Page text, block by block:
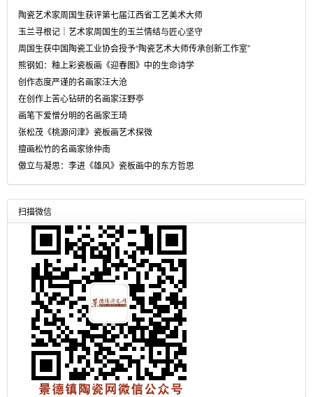
陶瓷艺术家周国生获评第七届江西省工艺美术大师
玉兰寻根记｜艺术家周国生的玉兰情结与匠心坚守
周国生获中国陶瓷工业协会授予“陶瓷艺术大师传承创新工作室”
熊钢如：釉上彩瓷板画《迎春图》中的生命诗学
创作态度严谨的名画家汪大沧
在创作上苦心钻研的名画家汪野亭
画笔下爱憎分明的名画家王琦
张松茂《桃源问津》瓷板画艺术探微
擅画松竹的名画家徐仲南
傲立与凝思：李进《雄风》瓷板画中的东方哲思
扫描微信